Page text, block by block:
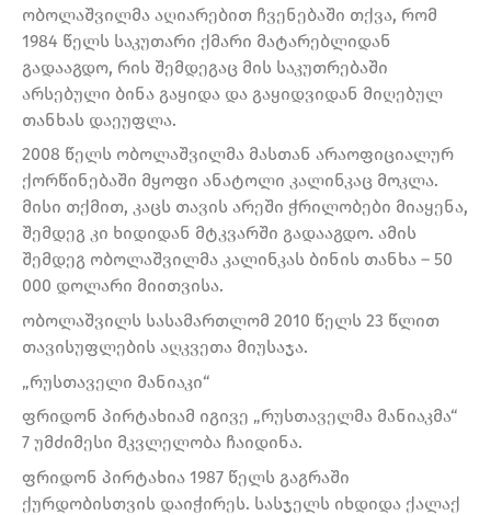
ობოლაშვილმა აღიარებით ჩვენებაში თქვა, რომ
1984 წელს საკუთარი ქმარი მატარებლიდან
გადააგდო, რის შემდეგაც მის საკუთრებაში
არსებული ბინა გაყიდა და გაყიდვიდან მიღებულ
თანხას დაეუფლა.
2008 წელს ობოლაშვილმა მასთან არაოფიციალურ
ქორწინებაში მყოფი ანატოლი კალინკაც მოკლა.
მისი თქმით, კაცს თავის არეში ჭრილობები მიაყენა,
შემდეგ კი ხიდიდან მტკვარში გადააგდო. ამის
შემდეგ ობოლაშვილმა კალინკას ბინის თანხა – 50
000 დოლარი მიითვისა.
ობოლაშვილს სასამართლომ 2010 წელს 23 წლით
თავისუფლების აღკვეთა მიუსაჯა.
„რუსთაველი მანიაკი“
ფრიდონ პირტახიამ იგივე „რუსთაველმა მანიაკმა“
7 უმძიმესი მკვლელობა ჩაიდინა.
ფრიდონ პირტახია 1987 წელს გაგრაში
ქურდობისთვის დაიჭირეს. სასჯელს იხდიდა ქალაქ